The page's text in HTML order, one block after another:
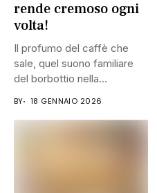
rende cremoso ogni
volta!
Il profumo del caffè che
sale, quel suono familiare
del borbottio nella...
BY 18 GENNAIO 2026